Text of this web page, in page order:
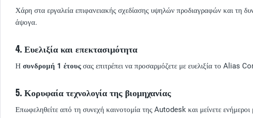
Χάρη στα εργαλεία επιφανειακής σχεδίασης υψηλών προδιαγραφών και τη
άψογα.
4. Ευελιξία και επεκτασιμότητα
Η συνδρομή 1 έτουςσας επιτρέπει να προσαρμόζετε με ευελιξία το Alias
5. Κορυφαία τεχνολογία της βιομηχανίας
Επωφεληθείτε από τη συνεχή καινοτομία της Autodesk και μείνετε ενήμεροι